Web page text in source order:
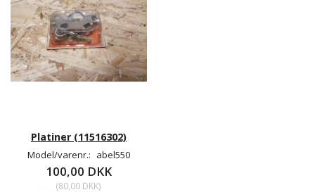
Platiner (11516302)
Model/varenr.: abel550
100,00 DKK
(80,00 DKK)